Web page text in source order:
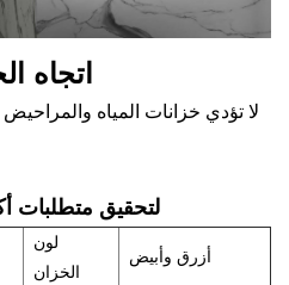
اتجاه
لتحقيق متطلبات
لون
الخزان
أزرق وأبيض